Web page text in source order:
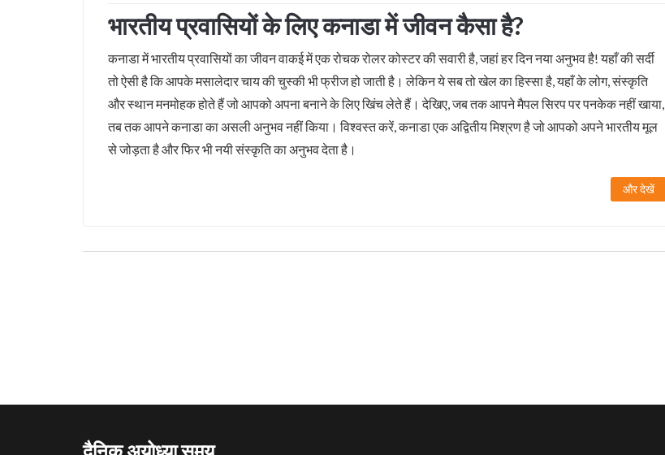
भारतीय प्रवासियों के लिए कनाडा में जीवन कैसा है?
कनाडा में भारतीय प्रवासियों का जीवन वाकई में एक रोचक रोलर कोस्टर की सवारी है, जहां हर दिन नया अनुभव है! यहाँ की सर्दी
तो ऐसी है कि आपके मसालेदार चाय की चुस्की भी फ्रीज हो जाती है। लेकिन ये सब तो खेल का हिस्सा है, यहाँ के लोग, संस्कृति
और स्थान मनमोहक होते हैं जो आपको अपना बनाने के लिए खिंच लेते हैं। देखिए, जब तक आपने मैपल सिरप पर पनकेक नहीं खाया,
तब तक आपने कनाडा का असली अनुभव नहीं किया। विश्वस्त करें, कनाडा एक अद्वितीय मिश्रण है जो आपको अपने भारतीय मूल
से जोड़ता है और फिर भी नयी संस्कृति का अनुभव देता है।
और देखें